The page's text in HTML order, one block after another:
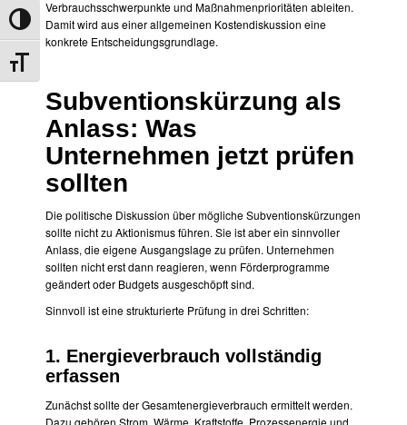
Umschalten auf hohe Kontraste
Schrift vergrößern
Verbrauchsschwerpunkte und Maßnahmenprioritäten ableiten.
Damit wird aus einer allgemeinen Kostendiskussion eine
konkrete Entscheidungsgrundlage.
Subventionskürzung als
Anlass: Was
Unternehmen jetzt prüfen
sollten
Die politische Diskussion über mögliche Subventionskürzungen
sollte nicht zu Aktionismus führen. Sie ist aber ein sinnvoller
Anlass, die eigene Ausgangslage zu prüfen. Unternehmen
sollten nicht erst dann reagieren, wenn Förderprogramme
geändert oder Budgets ausgeschöpft sind.
Sinnvoll ist eine strukturierte Prüfung in drei Schritten:
1. Energieverbrauch vollständig
erfassen
Zunächst sollte der Gesamtenergieverbrauch ermittelt werden.
Dazu gehören Strom, Wärme, Kraftstoffe, Prozessenergie und